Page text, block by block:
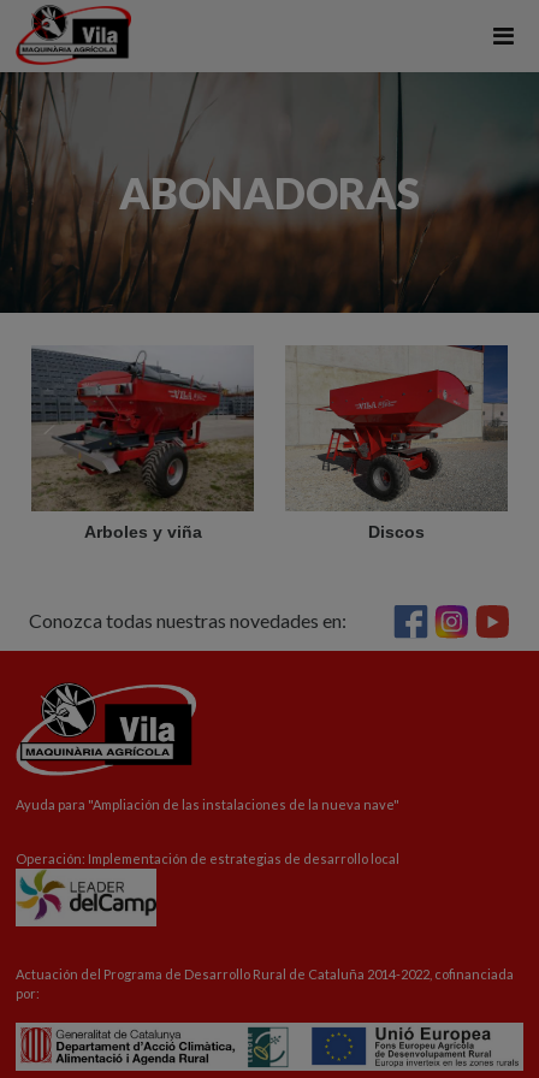
ABONADORAS
Arboles y viña Discos
Conozca todas nuestras novedades en:
Ayuda para "Ampliación de las instalaciones de la nueva nave"
Operación: Implementación de estrategias de desarrollo local
Actuación del Programa de Desarrollo Rural de Cataluña 2014-2022, cofinanciada
por: